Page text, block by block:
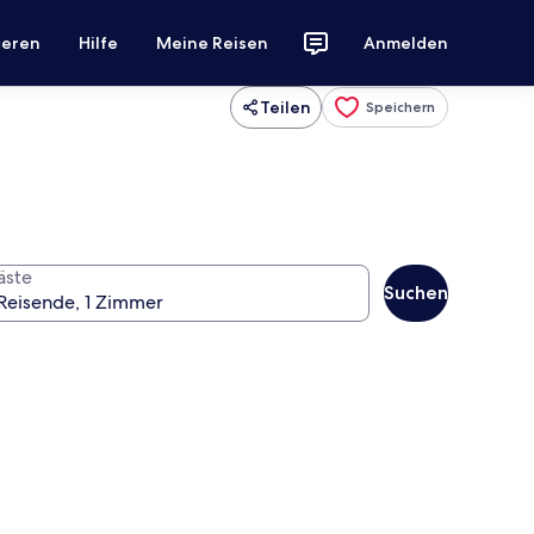
Hilfe Meine Reisen Anmelden
Teilen Speichern
Suchen